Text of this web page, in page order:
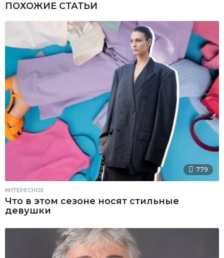
ПОХОЖИЕ СТАТЬИ
779
ИНТЕРЕСНОЕ
Что в этом сезоне носят стильные
девушки